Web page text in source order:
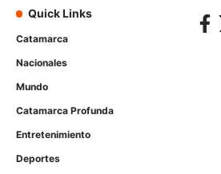
Quick Links
Catamarca
Nacionales
Mundo
Catamarca Profunda
Entretenimiento
Deportes